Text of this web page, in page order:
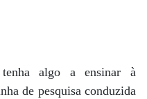
algo a ensinar à
de pesquisa conduzida